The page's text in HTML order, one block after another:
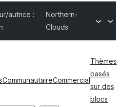
autrice :
Northern-
Clouds
CommunautaireCommercial
Thèmes
basés
sur des
blocs